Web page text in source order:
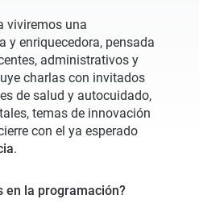
viviremos una
y enriquecedora, pensada
administrativos y
charlas con invitados
de salud y autocuidado,
temas de innovación
con el ya esperado
.
en la programación?